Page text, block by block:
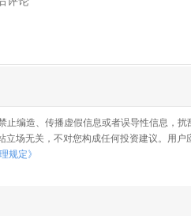
止编造、传播虚假信息或者误导性信息，
立场无关，不对您构成任何投资建议。用
规定》